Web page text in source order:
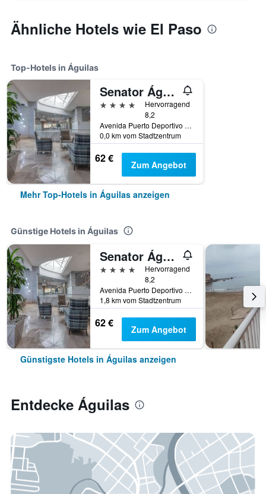
Ähnliche Hotels wie El Paso
Top-Hotels in Águilas
Senator Águilas
4 Sterne
Hervorragend
8,2
Avenida Puerto Deportivo 1, Águilas, Spanien
0,0 km vom Stadtzentrum
62 € Zum Angebot
Mehr Top-Hotels in Águilas anzeigen
Günstige Hotels in Águilas
Senator Águilas
4 Sterne
Hervorragend
8,2
Avenida Puerto Deportivo 1, Águilas, Spanien
1,8 km vom Stadtzentrum
62 € Zum Angebot
Günstigste Hotels in Águilas anzeigen
Entdecke Águilas